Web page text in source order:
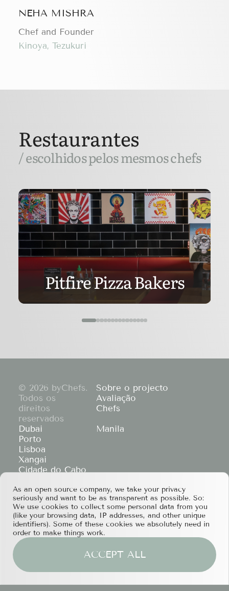
NEHA MISHRA
Chef and Founder
Kinoya, Tezukuri
Restaurantes
/ escolhidos pelos mesmos chefs
Pitfire Pizza Bakers
© 2026 byChefs.
Todos os
direitos
reservados
Sobre o projecto
Avaliação
Chefs
Dubai
Porto
Lisboa
Xangai
Cidade do Cabo
Manila
If you have any partnership proposals or any
other questions, please feel free to contact us
atservices@bychefs.com.
As an open source company, we take your privacy
seriously and want to be as transparent as possible. So:
We use cookies to collect some personal data from you
(like your browsing data, IP addresses, and other unique
identifiers). Some of these cookies we absolutely need in
order to make things work.
ACCEPT ALL